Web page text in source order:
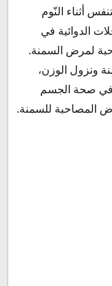
أثناء النّوم
الدوائية في
لمرض السمنة.
ونزول الوزن،
في صحة الجسم
المصاحبة للسمنة.